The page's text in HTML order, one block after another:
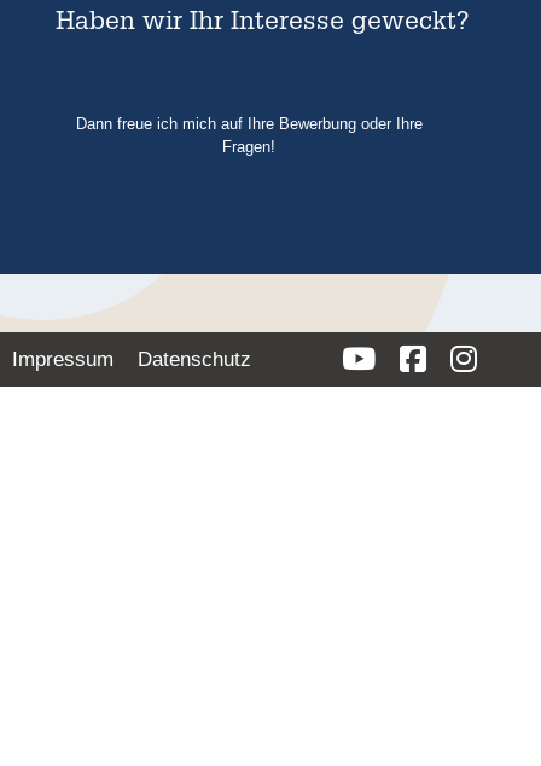
Haben wir Ihr Interesse geweckt?
Dann freue ich mich auf Ihre Bewerbung oder Ihre
Fragen!
Impressum Datenschutz